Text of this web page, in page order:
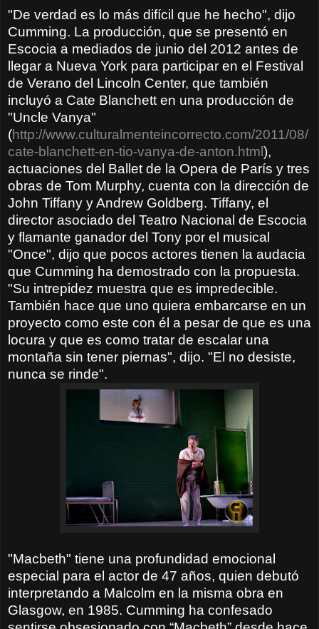
"De verdad es lo más difícil que he hecho", dijo
Cumming. La producción, que se presentó en
Escocia a mediados de junio del 2012 antes de
llegar a Nueva York para participar en el Festival
de Verano del Lincoln Center, que también
incluyó a Cate Blanchett en una producción de
"Uncle Vanya"
(http://www.culturalmenteincorrecto.com/2011/08/
cate-blanchett-en-tio-vanya-de-anton.html),
actuaciones del Ballet de la Opera de París y tres
obras de Tom Murphy, cuenta con la dirección de
John Tiffany y Andrew Goldberg. Tiffany, el
director asociado del Teatro Nacional de Escocia
y flamante ganador del Tony por el musical
"Once", dijo que pocos actores tienen la audacia
que Cumming ha demostrado con la propuesta.
"Su intrepidez muestra que es impredecible.
También hace que uno quiera embarcarse en un
proyecto como este con él a pesar de que es una
locura y que es como tratar de escalar una
montaña sin tener piernas", dijo. "El no desiste,
nunca se rinde".
"Macbeth" tiene una profundidad emocional
especial para el actor de 47 años, quien debutó
interpretando a Malcolm en la misma obra en
Glasgow, en 1985. Cumming ha confesado